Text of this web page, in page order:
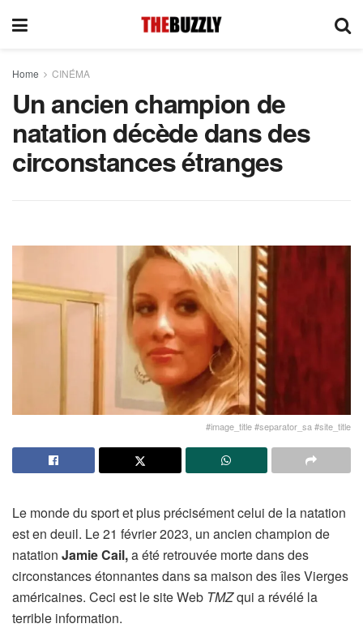
Home CINÉMA
Un ancien champion de
natation décède dans des
circonstances étranges
#image_title #separator_sa #site_title
Le monde du sport et plus précisément celui de la natation
est en deuil. Le 21 février 2023, un ancien champion de
natation Jamie Cail,a été retrouvée morte dans des
circonstances étonnantes dans sa maison des îles Vierges
américaines. Ceci est le site Web TMZqui a révélé la
terrible information.